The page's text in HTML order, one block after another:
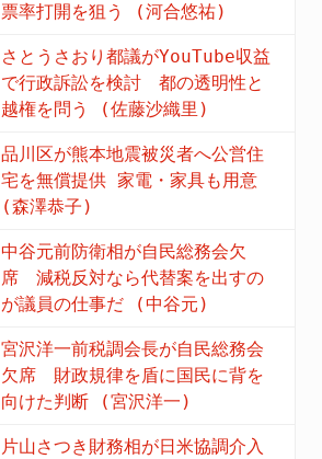
票率打開を狙う (河合悠祐)
さとうさおり都議がYouTube収益
で行政訴訟を検討 都の透明性と
越権を問う (佐藤沙織里)
品川区が熊本地震被災者へ公営住
宅を無償提供 家電・家具も用意
(森澤恭子)
中谷元前防衛相が自民総務会欠
席 減税反対なら代替案を出すの
が議員の仕事だ (中谷元)
宮沢洋一前税調会長が自民総務会
欠席 財政規律を盾に国民に背を
向けた判断 (宮沢洋一)
片山さつき財務相が日米協調介入